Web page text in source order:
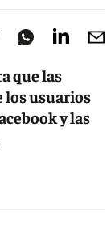
que las
los usuarios
y las